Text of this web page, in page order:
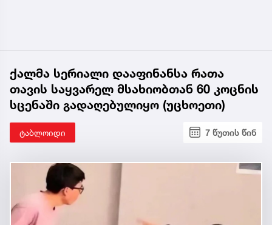
ქალმა სერიალი დააფინანსა რათა
თავის საყვარელ მსახიობთან 60 კოცნის
სცენაში გადაღებულიყო (უცხოეთი)
ტაბლოიდი 7 წუთის წინ